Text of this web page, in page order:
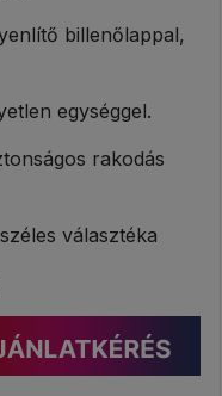
billenőlappal,
egységgel.
rakodás
választéka